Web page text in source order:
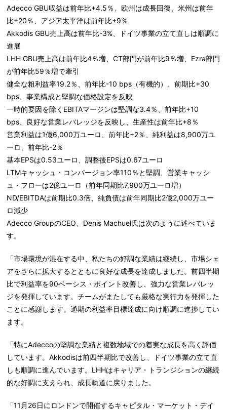
Adecco GBU収益は前年比+4.5％、欧州は成長回復、米州は前年
比+20％、アジア太平洋は前年比+9％
Akkodis GBU売上高は前年比-3%、ドイツ事業の立て直しは順調に
進展
LHH GBU売上高は前年比4％増、CT部門が前年比9％増、Ezra部門
が前年比59％増で牽引
健全な粗利益率19.2％、前年比-10 bps（有機的）、前期比+30
bps、事業構成と堅調な価格設定を反映
一時的要因を除くEBITAマージンは堅調な3.4％、前年比+10
bps、良好な営業レバレッジを反映し、生産性は前年比+8％
営業利益は1億6,000万ユーロ、前年比+2％、純利益は8,900万ユ
ーロ、前年比-2％
基本EPSは0.53ユーロ、調整後EPSは0.67ユーロ
LTMキャッシュ・コンバージョン率110％と堅調、営業キャッシ
ュ・フローは2億ユーロ（前年同期比7,900万ユーロ増）
ND/EBITDAは前期比0.3倍、純負債は前年同期比2億2,000万ユー
ロ減少
Adecco GroupのCEO 、Denis Machuel氏は次のように述べていま
す。
「市場環境が混在する中、私たちの好調な業績は継続し、市場シェ
アをさらに拡大するとともに良好な成長を達成しました。前四半期
比で利益率を90ベーシス・ポイント改善し、強力な営業レバレッ
ジを発揮しています。チームがまたしても厳格な実行力を発揮した
ことに感謝します。通期の利益率目標達成に向け順調に進捗してい
ます。
「特にAdeccoの堅調な業績と複数地域での着実な成長を高く評価
しています。Akkodisは前四半期比で改善し、ドイツ事業の立て直
しも順調に進んでいます。LHHはキャリア・トランジションの継続
的な好調に支えられ、成長軌道に戻りました。
「11月26日にロンドンで開催するキャピタル・マーケット・デイ